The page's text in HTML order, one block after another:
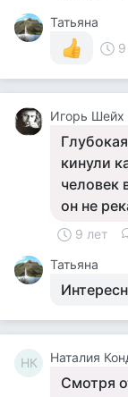
Татьяна
Игорь Шейх
кинули
человек
он не
9 лет
Татьяна
НК Наталия
Смотря